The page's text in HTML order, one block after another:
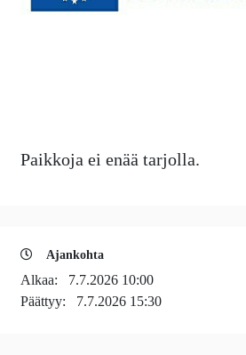
Paikkoja ei enää tarjolla.
Ajankohta
Alkaa: 7.7.2026 10:00
Päättyy: 7.7.2026 15:30